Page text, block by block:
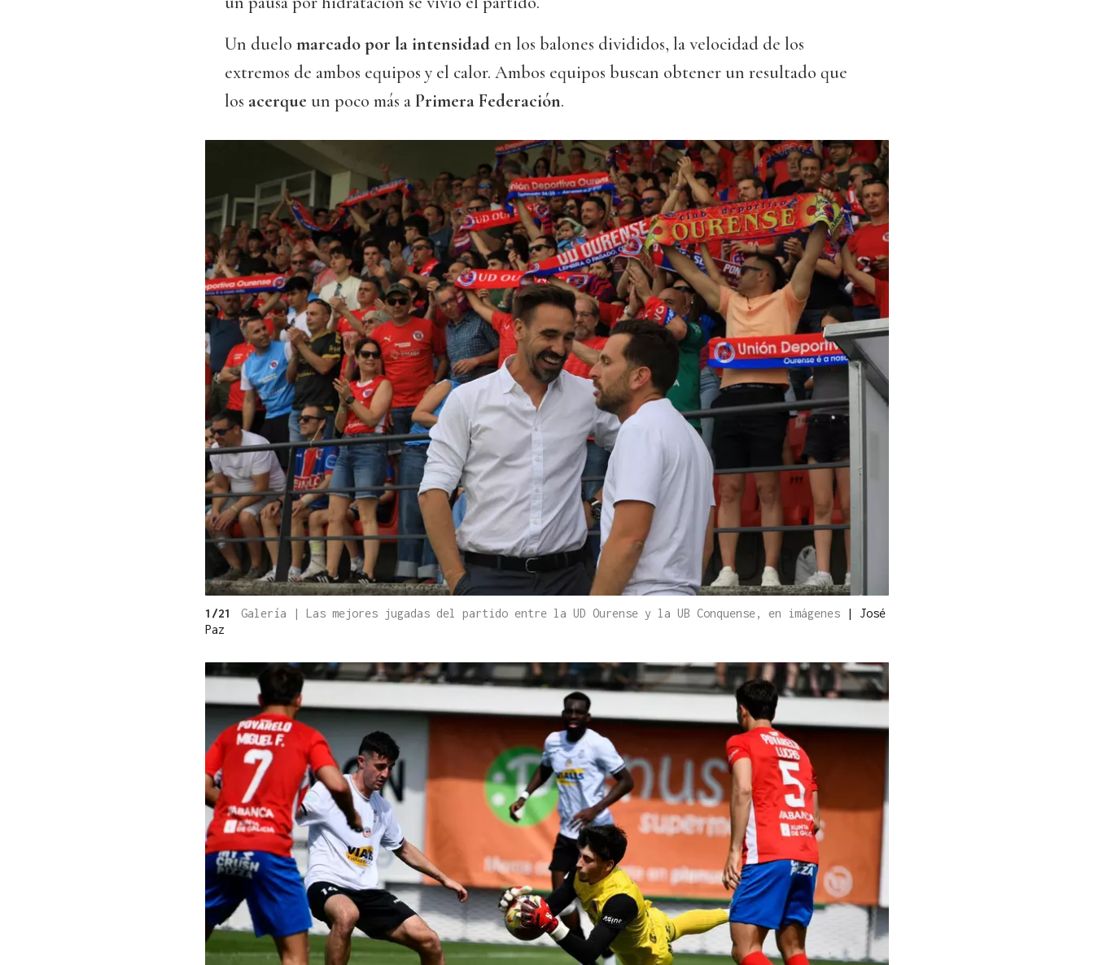
Un duelo marcado por la intensidad en los balones divididos, la velocidad de los
extremos de ambos equipos y el calor. Ambos equipos buscan obtener un resultado que
los acerque un poco más aPrimera Federación.
1/21 Galería | Las mejores jugadas del partido entre la UD Ourense y la UB Conquense, en imágenes | José
Paz